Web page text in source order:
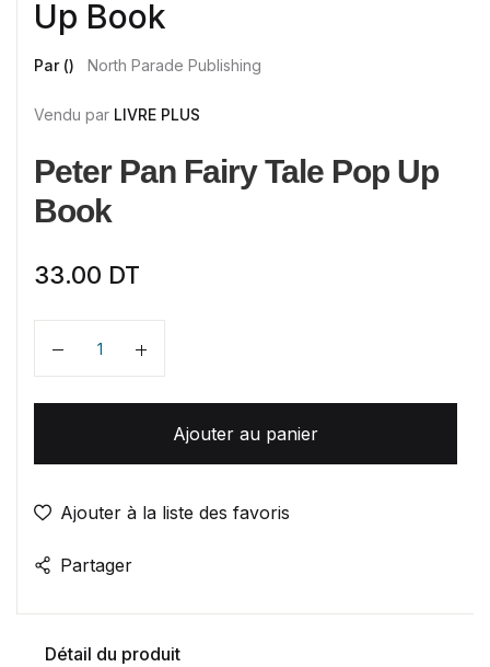
Up Book
Par () North Parade Publishing
Vendu par LIVRE PLUS
Peter Pan Fairy Tale Pop Up
Book
33.00 DT
Quantité
Ajouter au panier
Ajouter à la liste des favoris
Partager
Détail du produit